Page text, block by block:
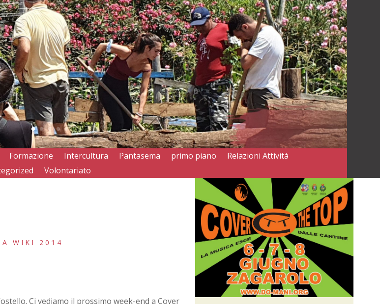
Formazione Intercultura Pantasema primo piano
Relazioni Attività
Volontariato
A WIKI 2014
Ci vediamo il prossimo week-end a Cover